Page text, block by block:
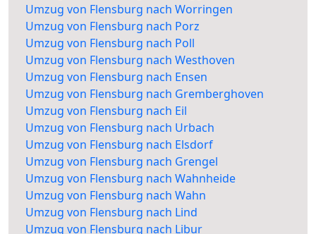
Umzug von Flensburg nach Worringen
Umzug von Flensburg nach Porz
Umzug von Flensburg nach Poll
Umzug von Flensburg nach Westhoven
Umzug von Flensburg nach Ensen
Umzug von Flensburg nach Gremberghoven
Umzug von Flensburg nach Eil
Umzug von Flensburg nach Urbach
Umzug von Flensburg nach Elsdorf
Umzug von Flensburg nach Grengel
Umzug von Flensburg nach Wahnheide
Umzug von Flensburg nach Wahn
Umzug von Flensburg nach Lind
Umzug von Flensburg nach Libur